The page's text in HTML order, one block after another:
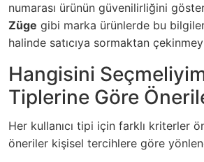
numarası ürünün güvenilirliğini
Züge gibi marka ürünlerde bu
halinde satıcıya sormaktan
Hangisini
Tiplerine Göre
Her kullanıcı tipi için farklı kriterler
öneriler kişisel tercihlere göre